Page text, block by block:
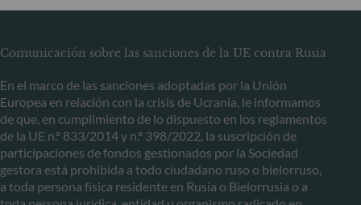
Comunicación sobre las sanciones de la UE contra Rusia
En el marco de las sanciones adoptadas por la Unión
Europea en relación con la crisis de Ucrania, le informamos
de que, en cumplimiento de lo dispuesto en los reglamentos
de la UE n.º 833/2014 y n.º 398/2022, la suscripción de
participaciones de fondos gestionados por la Sociedad
gestora está prohibida a todo ciudadano ruso o bielorruso,
a toda persona física residente en Rusia o Bielorrusia o a